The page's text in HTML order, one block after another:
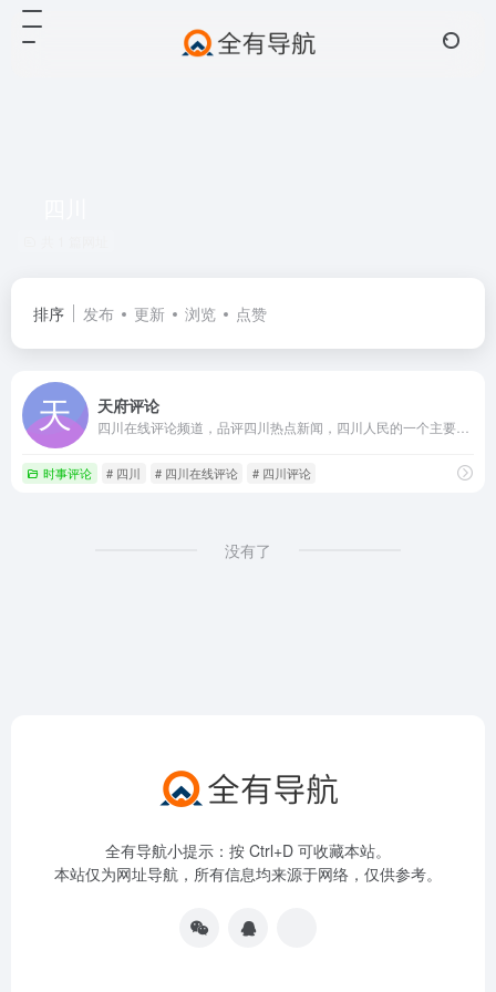
排序 发布 更新 浏览 点赞
天府评论
时事评论 # 四川 # 四川在线评论 # 四川评论
没有了
全有导航小提示：按 Ctrl+D 可收藏本站。
本站仅为网址导航，所有信息均来源于网络，仅供参考。